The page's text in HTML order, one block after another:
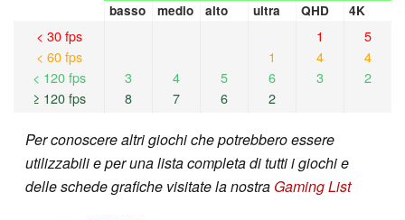
basso medio alto ultra QHD 4K
< 30 fps
< 60 fps
< 120 fps
≥ 120 fps
3
8
4
7
5
6
1
6
2
1
4
3
5
4
2
Per conoscere altri giochi che potrebbero essere
utilizzabili e per una lista completa di tutti i giochi e
delle schede grafiche visitate la nostra Gaming List